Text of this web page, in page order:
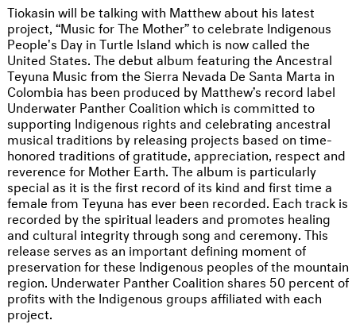
Tiokasin will be talking with Matthew about his latest
project, “Music for The Mother” to celebrate Indigenous
People's Day in Turtle Island which is now called the
United States. The debut album featuring the Ancestral
Teyuna Music from the Sierra Nevada De Santa Marta in
Colombia has been produced by Matthew’s record label
Underwater Panther Coalition which is committed to
supporting Indigenous rights and celebrating ancestral
musical traditions by releasing projects based on time-
honored traditions of gratitude, appreciation, respect and
reverence for Mother Earth. The album is particularly
special as it is the first record of its kind and first time a
female from Teyuna has ever been recorded. Each track is
recorded by the spiritual leaders and promotes healing
and cultural integrity through song and ceremony. This
release serves as an important defining moment of
preservation for these Indigenous peoples of the mountain
region. Underwater Panther Coalition shares 50 percent of
profits with the Indigenous groups affiliated with each
project.